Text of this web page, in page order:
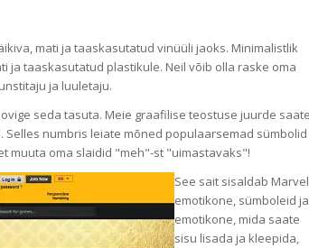
mati ja taaskasutatud vinüüli jaoks. Minimalistlik
ja taaskasutatud plastikule. Neil võib olla raske oma
ja luuletaju.
seda tasuta. Meie graafilise teostuse juurde saate
numbris leiate mõned populaarsemad sümbolid
muuta oma slaidid "meh"-st "uimastavaks"!
See sait sisaldab
emotikone, sümboleid ja
emotikone, mida saate
sisu lisada ja kleepida,